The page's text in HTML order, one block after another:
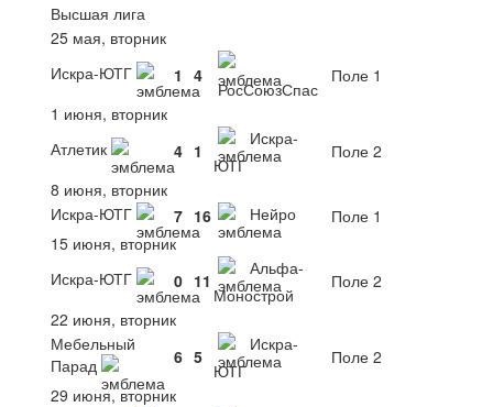
Высшая лига
25 мая, вторник
Искра-ЮТГ
1 4
РосСоюзСпас
Поле 1
1 июня, вторник
Атлетик
4 1
Искра-
ЮТГ
Поле 2
8 июня, вторник
Искра-ЮТГ
7 16 Нейро
Поле 1
15 июня, вторник
Искра-ЮТГ
0 11
Альфа-
Монострой
Поле 2
22 июня, вторник
Мебельный
Парад
6 5
Искра-
ЮТГ
Поле 2
29 июня, вторник